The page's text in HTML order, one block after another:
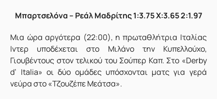
Μπαρτσελόνα – Ρεάλ Μαδρίτης 1:3.75 X:3.65 2:1.97
Μια ώρα αργότερα (22:00), η πρωταθλήτρια Ιταλίας
Ιντερ υποδέχεται στο Μιλάνο την Κυπελλούχο,
Γιουβέντους στον τελικού του Σούπερ Καπ. Στο «Derby
d’ Italia» οι δύο ομάδες υπόσχονται ματς για γερά
νεύρα στο «Τζουζέπε Μεάτσα».